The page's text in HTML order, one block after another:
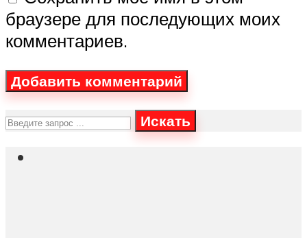
браузере для последующих моих
комментариев.
Искать